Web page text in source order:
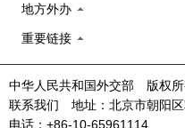
地方外办
重要链接
中华人民共和国外交部 版权
联系我们 地址：北京市朝阳
电话：+86-10-65961114